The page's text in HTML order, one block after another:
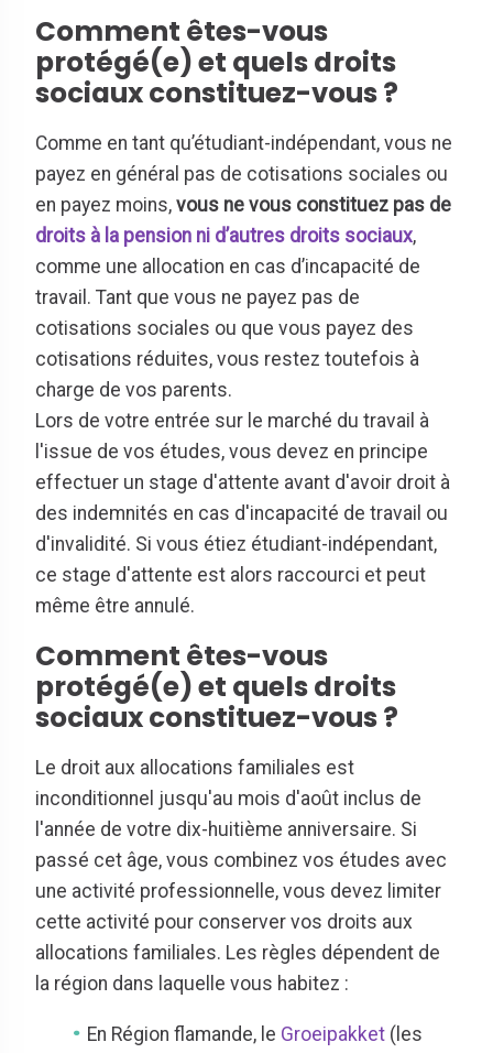
Comment êtes-vous
protégé(e) et quels droits
sociaux constituez-vous ?
Comme en tant qu’étudiant-indépendant, vous ne
payez en général pas de cotisations sociales ou
en payez moins, vous ne vous constituez pas de
droits à la pension ni d’autres droits sociaux,
comme une allocation en cas d’incapacité de
travail. Tant que vous ne payez pas de
cotisations sociales ou que vous payez des
cotisations réduites, vous restez toutefois à
charge de vos parents.
Lors de votre entrée sur le marché du travail à
l'issue de vos études, vous devez en principe
effectuer un stage d'attente avant d'avoir droit à
des indemnités en cas d'incapacité de travail ou
d'invalidité. Si vous étiez étudiant-indépendant,
ce stage d'attente est alors raccourci et peut
même être annulé.
Comment êtes-vous
protégé(e) et quels droits
sociaux constituez-vous ?
Le droit aux allocations familiales est
inconditionnel jusqu'au mois d'août inclus de
l'année de votre dix-huitième anniversaire. Si
passé cet âge, vous combinez vos études avec
une activité professionnelle, vous devez limiter
cette activité pour conserver vos droits aux
allocations familiales. Les règles dépendent de
la région dans laquelle vous habitez :
En Région flamande, le Groeipakket (les